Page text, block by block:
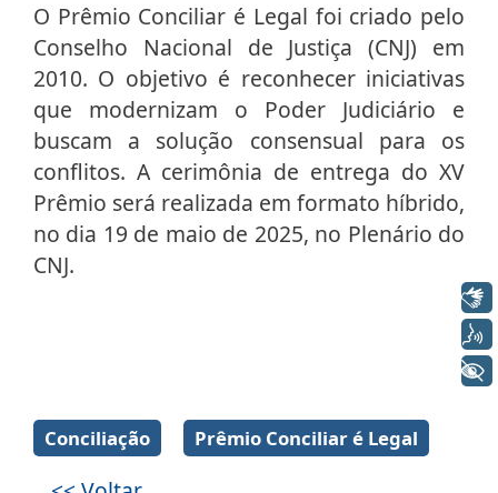
O Prêmio Conciliar é Legal foi criado pelo
Conselho Nacional de Justiça (CNJ) em
2010. O objetivo é reconhecer iniciativas
que modernizam o Poder Judiciário e
buscam a solução consensual para os
conflitos. A cerimônia de entrega do XV
Prêmio será realizada em formato híbrido,
no dia 19 de maio de 2025, no Plenário do
CNJ.
Galeria de imagens
Conciliação
Prêmio Conciliar é Legal